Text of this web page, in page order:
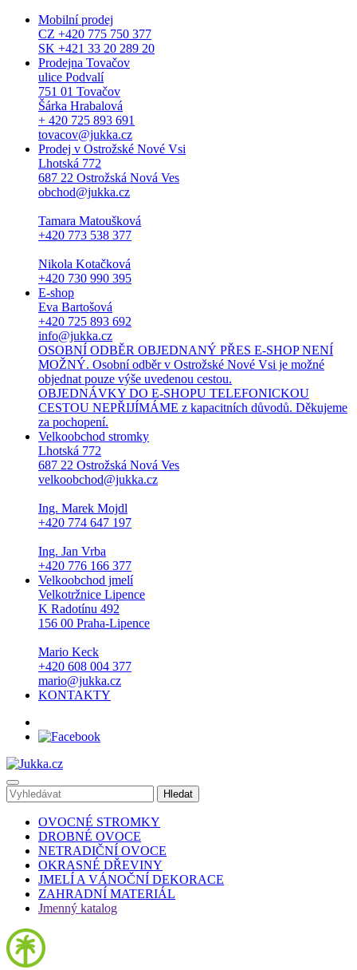
Mobilní prodej
CZ +420 775 750 377
SK +421 33 20 289 20
Prodejna Tovačov
ulice Podvalí
751 01 Tovačov
Šárka Hrabalová
+ 420 725 893 691
tovacov@jukka.cz
Prodej v Ostrožské Nové Vsi
Lhotská 772
687 22 Ostrožská Nová Ves
obchod@jukka.cz
Tamara Matoušková
+420 773 538 377
Nikola Kotačková
+420 730 990 395
E-shop
Eva Bartošová
+420 725 893 692
info@jukka.cz
OSOBNÍ ODBĚR OBJEDNANÝ PŘES E-SHOP NENÍ
MOŽNÝ. Osobní odběr v Ostrožské Nové Vsi je možné
objednat pouze výše uvedenou cestou.
OBJEDNÁVKY DO E-SHOPU TELEFONICKOU
CESTOU NEPŘIJÍMÁME z kapacitních důvodů. Děkujeme
za pochopení.
Velkoobchod stromky
Lhotská 772
687 22 Ostrožská Nová Ves
velkoobchod@jukka.cz
Ing. Marek Mojdl
+420 774 647 197
Ing. Jan Vrba
+420 776 166 377
Velkoobchod jmelí
Velkotržnice Lipence
K Radotínu 492
156 00 Praha-Lipence
Mario Keck
+420 608 004 377
mario@jukka.cz
KONTAKTY
OVOCNÉ STROMKY
DROBNÉ OVOCE
NETRADIČNÍ OVOCE
OKRASNÉ DŘEVINY
JMELÍ A VÁNOČNÍ DEKORACE
ZAHRADNÍ MATERIÁL
Jmenný katalog